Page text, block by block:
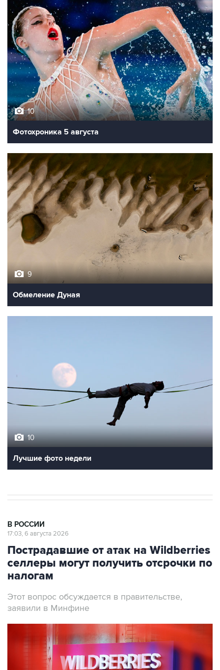
10
Фотохроника 5 августа
9
Обмеление Дуная
10
Лучшие фото недели
В РОССИИ
17:03, 6 августа 2026
Пострадавшие от атак на Wildberries
селлеры могут получить отсрочки по
налогам
Этот вопрос обсуждается в правительстве,
заявили в Минфине